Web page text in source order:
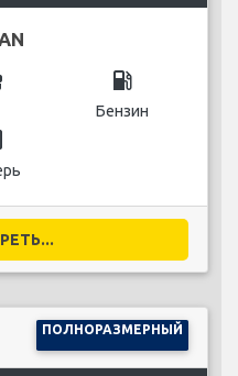
local_gas_station
Бензин
ПОЛНОРАЗМЕРНЫЙ